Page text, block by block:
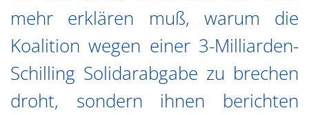
mehr erklären muß, warum die
Koalition wegen einer 3-Milliarden-
Schilling Solidarabgabe zu brechen
droht, sondern ihnen berichten